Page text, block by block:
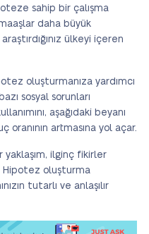
sahip bir çalışma
daha büyük
ülkeyi içeren
oluşturmanıza yardımcı
sosyal sorunları
aşağıdaki beyanı
oranının artmasına yol açar.
yaklaşım, ilginç fikirler
Hipotez oluşturma
tutarlı ve anlaşılır